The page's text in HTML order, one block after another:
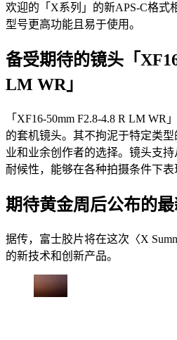
欢迎的「X系列」的新APS-C格式
型号更高功能且易于使用。
备受期待的镜头「
LM WR」
「XF16-50mm F2.8-4.8 R LM WR
的套机镜头。其不拘泥于特定类
业和业余创作者的选择。镜头支
耐候性，能够在各种拍摄条件下表
期待黄金周后公布的
据传，富士胶片将在这次〈X
的新技术和创新产品。